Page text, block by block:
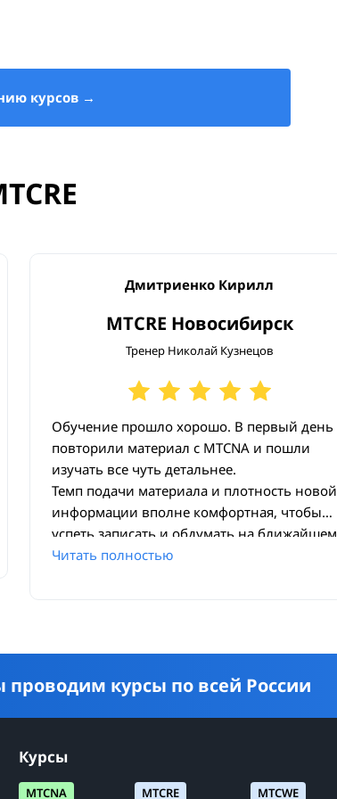
курсов →
Дмитриенко Кирилл
MTCRE Новосибирск
Тренер Николай Кузнецов
Обучение прошло хорошо. В первый день
повторили материал с MTCNA и пошли
изучать все чуть детальнее.
Темп подачи материала и плотность новой
информации вполне комфортная, чтобы
успеть записать и обдумать на ближайшем
перерыве. В процессе обучения время от
Читать полностью
курсы по всей России
Курсы
MTCNA MTCRE MTCWE